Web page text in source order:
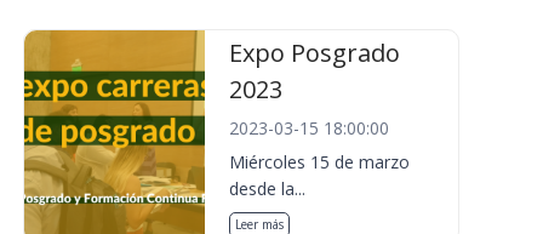
Expo Posgrado
2023
2023-03-15 18:00:00
Miércoles 15 de marzo
desde la...
Leer más